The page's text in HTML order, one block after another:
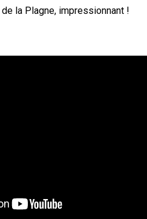
la Plagne, impressionnant !